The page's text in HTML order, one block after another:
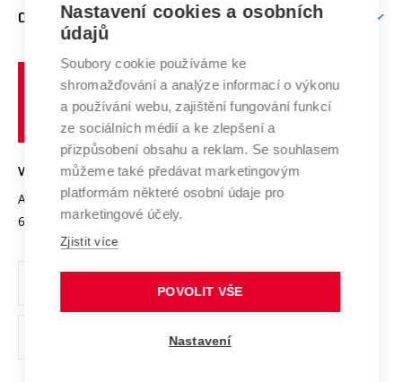
E-přihláška
Doktorské studium
Podpora podnikání
Mezinárodní vědecká rada
Systém zajišťování kvality výzkumu
Výzkumné infrastruktury
Transfer znalostí
Open Science
Projekty
Projekty ze strukturálních fondů
Specifický výzkum
Zahraniční spolupráce
Spolupráce se školami
Služby univerzity
Mezinárodní dohody
Univerzitní sítě
O UNIVERZITĚ
Profil univerzity
Udržitelná univerzita
Podnikavá univerzita / ContriBUTe
Bezpečná univerzita
Vyznamenání
Organizační struktura
Ochrana osobních údajů
odkaz)
učení
technické
VYSOKÉ UČENÍ TECHNICKÉ V BRNĚ
Antonínská 548/1
602 00 Brno
www.vut.cz
vut@vutbr.cz
Nastavení cookies a osobních
údajů
Soubory cookie používáme ke
shromažďování a analýze informací o výkonu
a používání webu, zajištění fungování funkcí
ze sociálních médií a ke zlepšení a
přizpůsobení obsahu a reklam. Se souhlasem
můžeme také předávat marketingovým
platformám některé osobní údaje pro
marketingové účely.
Zjistit více
POVOLIT VŠE
Nastavení